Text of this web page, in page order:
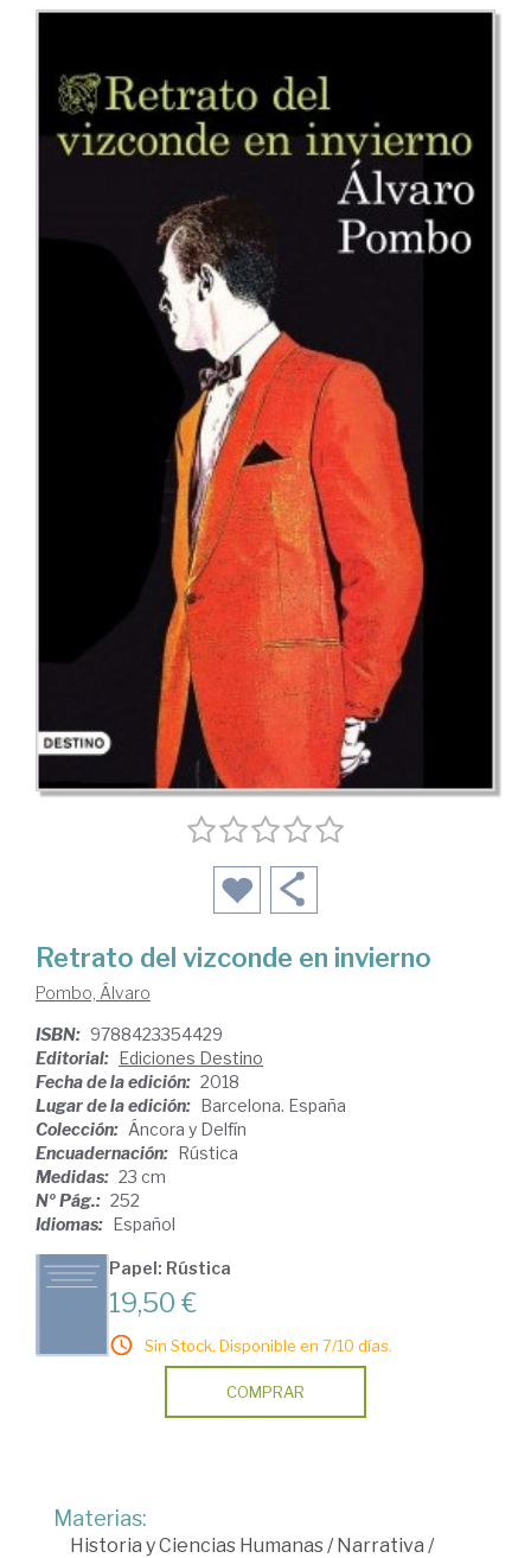
Retrato del vizconde en invierno
Pombo, Álvaro
ISBN: 9788423354429
Editorial: Ediciones Destino
Fecha de la edición: 2018
Lugar de la edición: Barcelona. España
Colección: Áncora y Delfín
Encuadernación: Rústica
Medidas: 23 cm
Nº Pág.: 252
Idiomas: Español
Papel: Rústica
19,50 €
Sin Stock. Disponible en 7/10 días.
COMPRAR
Materias:
Historia y Ciencias Humanas /Narrativa /